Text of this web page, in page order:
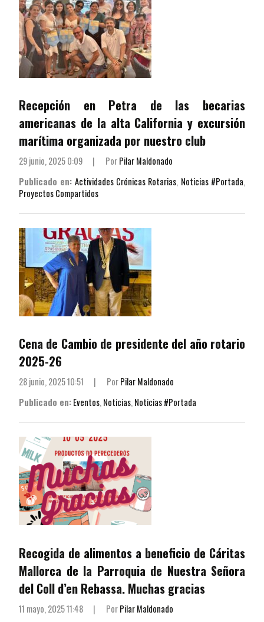
Recepción en Petra de las becarias
americanas de la alta California y excursión
marítima organizada por nuestro club
29 junio, 2025 0:09 | PorPilar Maldonado
Publicado en: Actividades Crónicas Rotarias, Noticias #Portada,
Proyectos Compartidos
Cena de Cambio de presidente del año rotario
2025-26
28 junio, 2025 10:51 | PorPilar Maldonado
Publicado en:Eventos, Noticias, Noticias #Portada
Recogida de alimentos a beneficio de Cáritas
Mallorca de la Parroquia de Nuestra Señora
del Coll d’en Rebassa. Muchas gracias
11 mayo, 2025 11:48 | PorPilar Maldonado